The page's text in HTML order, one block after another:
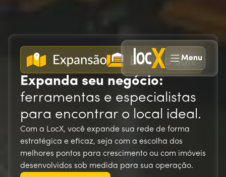
Menu
Expanda seu negócio:
ferramentas e especialistas
para encontrar o local ideal.
Com a LocX, você expande sua rede de forma
estratégica e eficaz, seja com a escolha dos
melhores pontos para crescimento ou com imóveis
desenvolvidos sob medida para sua operação.